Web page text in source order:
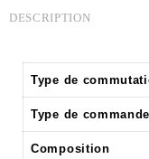
DESCRIPTION
Type de
Type de commande
Composition